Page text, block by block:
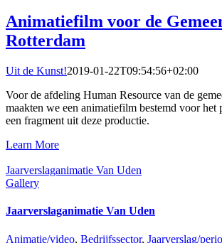
Animatiefilm voor de
Rotterdam
Uit de Kunst!2019-01-22T09:54:56+02:00
Voor de afdeling Human Resource van de
maakten we een animatiefilm bestemd voor het
een fragment uit deze productie.
Learn More
Jaarverslaganimatie Van Uden
Gallery
Jaarverslaganimatie Van Uden
Animatie/video, Bedrijfssector, Jaarverslag/